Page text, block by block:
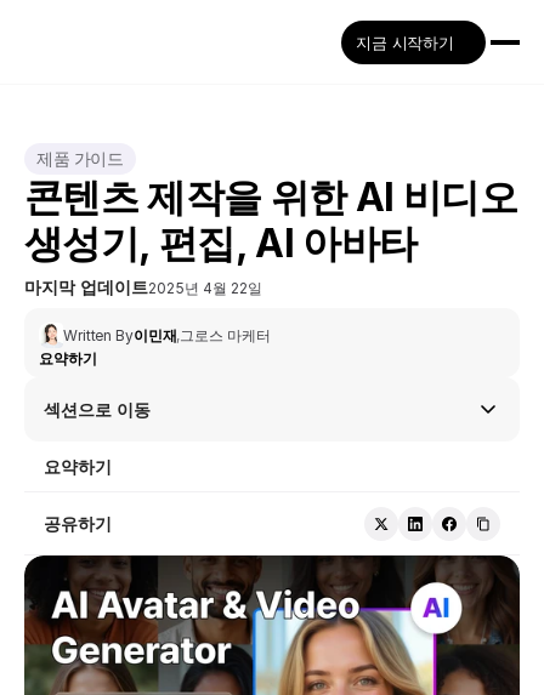
지금 시작하기
제품 가이드
콘텐츠 제작을 위한 AI 비디오
생성기, 편집, AI 아바타
마지막 업데이트2025년 4월 22일
Written By이민재,그로스 마케터
요약하기
섹션으로 이동
요약하기
공유하기